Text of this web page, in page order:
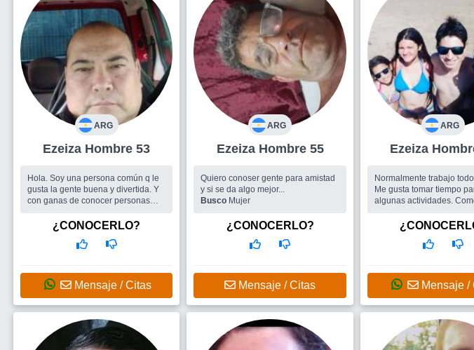
ARG
Ezeiza Hombre 53
Hola. Soy una persona común q le
gusta la gente buena y divertida. Y
con ganas de conocer personas
Personas q tengan buena
onda y divertida
¿CONOCERLO?
Mensaje / Citas
ARG
Ezeiza Hombre 55
Quiero conoser gente para amistad
y si se da algo mejor...
Busco Mujer
¿CONOCERLO?
Mensaje / Citas
ARG
Ezeiza
Normalmente trabajo todo
Me gusta tomar tiempo
algunas actividades.
Siempre que este bien. ...
BuscoLas salidas son
disfrutar el momento y lo
Hablo de disfrutar la vida.
Mensaje /